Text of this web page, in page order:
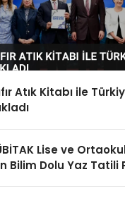
Atık Kitabı ile
Lise ve
Bilim Dolu Yaz Tatili